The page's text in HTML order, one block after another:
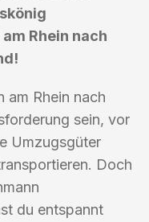
Rhein nach
am Rhein nach
sein, vor
Umzugsgüter
Doch
du entspannt